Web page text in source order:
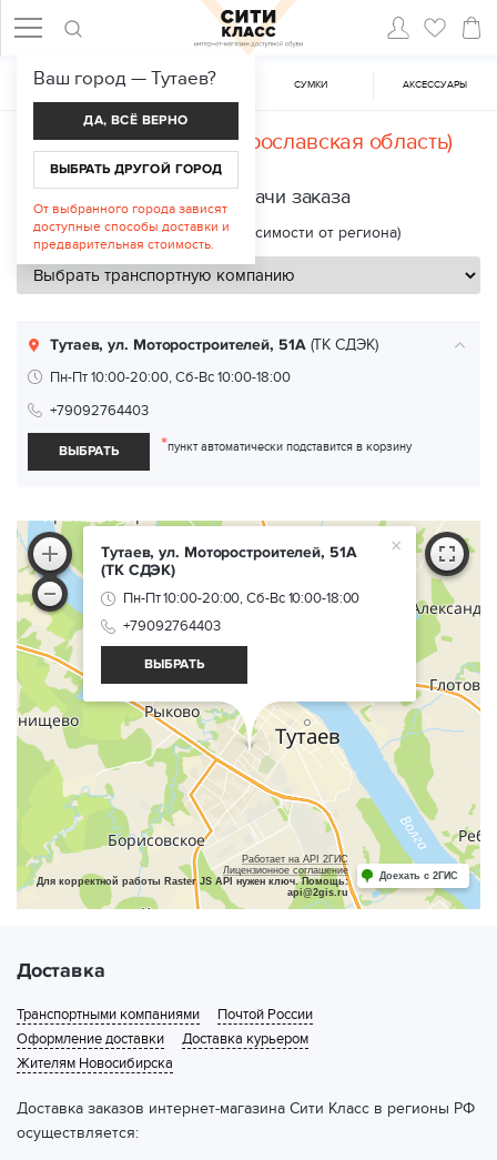
ЖЕНСКАЯ ОБУВЬ МУЖСКАЯ ОБУВЬ CУМКИ АКСЕССУАРЫ
Доставка вТутаев (Ярославская область)
Пункты выдачи заказа
Срок доставки: 2—8 дней (в зависимости от региона)
Тутаев, ул. Моторостроителей, 51А(ТК СДЭК)
Пн-Пт 10:00-20:00, Сб-Вс 10:00-18:00
+79092764403
ВЫБРАТЬ *пункт автоматически подставится в корзину
×
Тутаев, ул. Моторостроителей, 51А
(ТК СДЭК)
Пн-Пт 10:00-20:00, Сб-Вс 10:00-18:00
+79092764403
ВЫБРАТЬ
Работает на API 2ГИС
Лицензионное соглашение
Для корректной работы Raster JS API нужен ключ. Помощь:
api@2gis.ru
Доехать с 2ГИС
Доставка
Транспортными компаниями
Почтой России
Оформление доставки
Доставка курьером
Жителям Новосибирска
Доставка заказов интернет-магазина Сити Класс в регионы РФ
осуществляется:
Ваш город — Тутаев?
ДА, ВСЁ ВЕРНО
ВЫБРАТЬ ДРУГОЙ ГОРОД
От выбранного города зависят
доступные способы доставки и
предварительная стоимость.